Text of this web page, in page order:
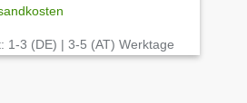
1-3 (DE) | 3-5 (AT) Werktage